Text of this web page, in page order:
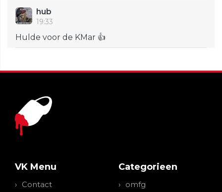
hub
19:33
Hulde voor de KMar 👍
VK Menu
Contact
Categorieen
omfg